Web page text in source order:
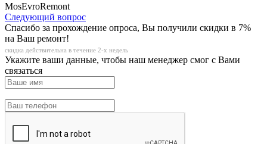
MosEvroRemont
Следующий вопрос
Спасибо за прохождение опроса, Вы получили скидки в 7%
на Ваш ремонт!
скидка действительна в течение 2-х недель
Укажите ваши данные, чтобы наш менеджер смог с Вами
связаться